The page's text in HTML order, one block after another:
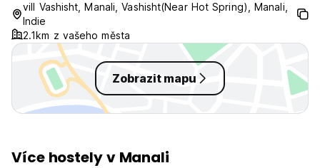
vill Vashisht, Manali, Vashisht(Near Hot Spring), Manali,
Indie
2.1km z vašeho města
Zobrazit mapu
Více hostely v Manali